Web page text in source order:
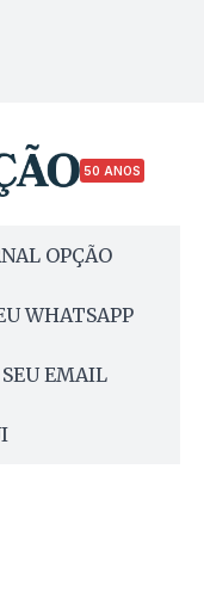
50 ANOS
OPÇÃO
WHATSAPP
EMAIL